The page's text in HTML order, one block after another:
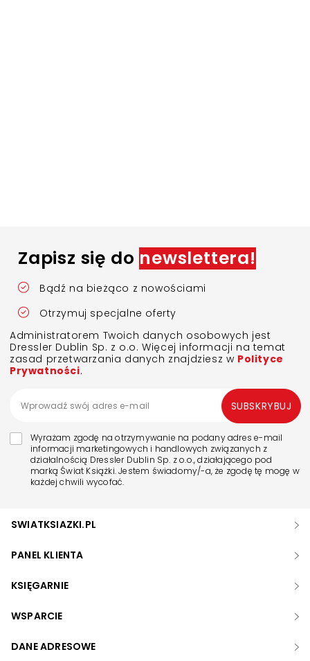
Zapisz się do newslettera!
Bądź na bieżąco z nowościami
Otrzymuj specjalne oferty
Administratorem Twoich danych osobowych jest
Dressler Dublin Sp. z o.o. Więcej informacji na temat
zasad przetwarzania danych znajdziesz w Polityce
Prywatności.
Wyrażam zgodę na otrzymywanie na podany adres e-mail
informacji marketingowych i handlowych związanych z
działalnością Dressler Dublin Sp. z o.o., działającego pod
marką Świat Książki. Jestem świadomy/-a, że zgodę tę mogę w
każdej chwili wycofać.
SUBSKRYBUJ
SWIATKSIAZKI.PL
PANEL KLIENTA
KSIĘGARNIE
WSPARCIE
DANE ADRESOWE